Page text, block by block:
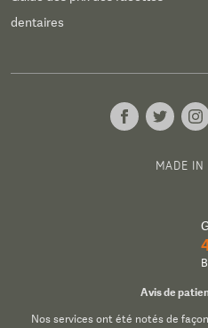
dentaires
MADE IN
Avis de
Nos services ont été notés de